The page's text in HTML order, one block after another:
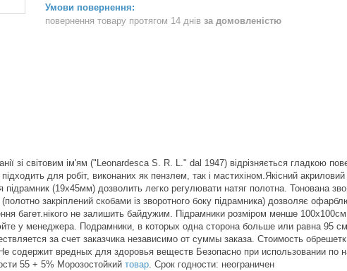
повернення товару протягом 14 днів за домовленістю
зі світовим ім'ям ("Leonardesca S. R. L." dal 1947) відрізняється гладкою
для робіт, виконаних як пензлем, так і мастихіном.Якісний
(19х45мм) дозволить легко регулювати натяг полотна. Тонована
закріплений скобами із зворотного боку підрамника) дозволяє
багет.нікого не залишить байдужим. Підрамники розміром менше 100х100см
у менеджера. Подрамники, в которых одна сторона больше или равна 95
за счет заказчика независимо от суммы заказа. Стоимость
содержит вредных для здоровья веществ Безопасно при использовании по
55 + 5% Морозостойкий товар. Срок годности: неограничен